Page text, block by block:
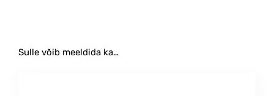
Sulle võib meeldida ka…